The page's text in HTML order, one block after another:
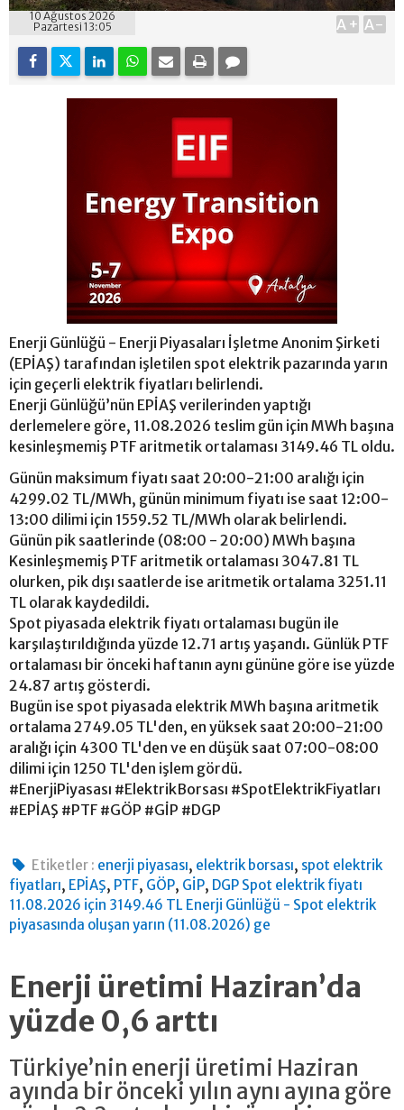
10 Ağustos 2026
Pazartesi 13:05
A+ A-
Enerji Günlüğü - Enerji Piyasaları İşletme Anonim Şirketi
(EPİAŞ) tarafından işletilen spot elektrik pazarında yarın
için geçerli elektrik fiyatları belirlendi.
Enerji Günlüğü’nün EPİAŞ verilerinden yaptığı
derlemelere göre, 11.08.2026 teslim gün için MWh başına
kesinleşmemiş PTF aritmetik ortalaması 3149.46 TL oldu.
Günün maksimum fiyatı saat 20:00-21:00 aralığı için
4299.02 TL/MWh, günün minimum fiyatı ise saat 12:00-
13:00 dilimi için 1559.52 TL/MWh olarak belirlendi.
Günün pik saatlerinde (08:00 - 20:00) MWh başına
Kesinleşmemiş PTF aritmetik ortalaması 3047.81 TL
olurken, pik dışı saatlerde ise aritmetik ortalama 3251.11
TL olarak kaydedildi.
Spot piyasada elektrik fiyatı ortalaması bugün ile
karşılaştırıldığında yüzde 12.71 artış yaşandı. Günlük PTF
ortalaması bir önceki haftanın aynı gününe göre ise yüzde
24.87 artış gösterdi.
Bugün ise spot piyasada elektrik MWh başına aritmetik
ortalama 2749.05 TL'den, en yüksek saat 20:00-21:00
aralığı için 4300 TL'den ve en düşük saat 07:00-08:00
dilimi için 1250 TL'den işlem gördü.
#EnerjiPiyasası #ElektrikBorsası #SpotElektrikFiyatları
#EPİAŞ #PTF #GÖP #GİP #DGP
Etiketler : enerji piyasası, elektrik borsası, spot elektrik
fiyatları, EPİAŞ, PTF, GÖP, GİP, DGP Spot elektrik fiyatı
11.08.2026 için 3149.46 TL Enerji Günlüğü - Spot elektrik
piyasasında oluşan yarın (11.08.2026) ge
Enerji üretimi Haziran’da
yüzde 0,6 arttı
Türkiye’nin enerji üretimi Haziran
ayında bir önceki yılın aynı ayına göre